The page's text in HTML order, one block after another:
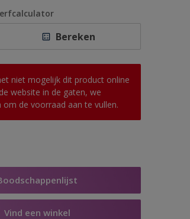
Bereken
niet mogelijk dit product online
website in de gaten, we
om de voorraad aan te vullen.
Vind een winkel